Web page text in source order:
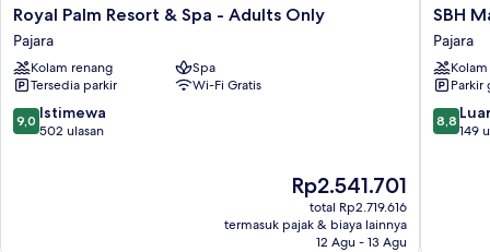
Royal
Palm
Resort
&
Spa
-
Adults
Royal Palm Resort & Spa - Adults Only
Pajara
Kolam renang
Spa
Tersedia parkir
Wi-Fi Gratis
9.0
dari
9,0 Istimewa
502 ulasan
Harga
sekarang
Rp2.541.701
Rp2.541.701
total Rp2.719.616
termasuk pajak & biaya lainnya
12 Agu - 13 Agu
SBH
Resort
-
All
inclusive
Pajara
SBH
Pajara
Parkir
8.8
dari
8,8
149